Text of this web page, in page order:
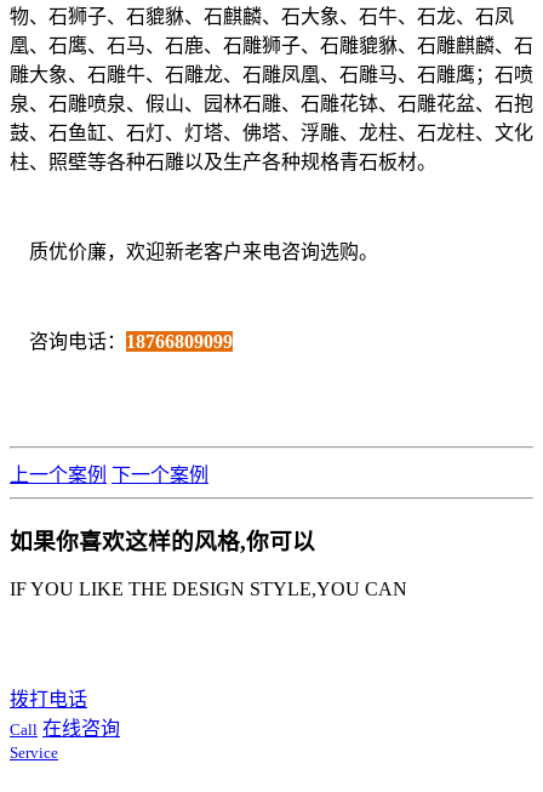
物、石狮子、石貔貅、石麒麟、石大象、石牛、石龙、石凤
凰、石鹰、石马、石鹿、石雕狮子、石雕貔貅、石雕麒麟、石
雕大象、石雕牛、石雕龙、石雕凤凰、石雕马、石雕鹰；石喷
泉、石雕喷泉、假山、园林石雕、石雕花钵、石雕花盆、石抱
鼓、石鱼缸、石灯、灯塔、佛塔、浮雕、龙柱、石龙柱、文化
柱、照壁等各种石雕以及生产各种规格青石板材。
质优价廉，欢迎新老客户来电咨询选购。
咨询电话： 18766809099
上一个案例 下一个案例
如果你喜欢这样的风格,你可以
IF YOU LIKE THE DESIGN STYLE,YOU CAN
拨打电话
Call 在线咨询
Service